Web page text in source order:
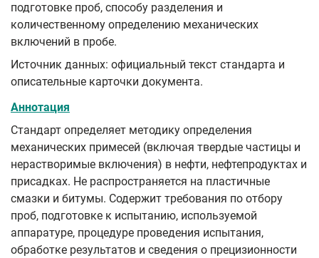
подготовке проб, способу разделения и
количественному определению механических
включений в пробе.
Источник данных: официальный текст стандарта и
описательные карточки документа.
Аннотация
Стандарт определяет методику определения
механических примесей (включая твердые частицы и
нерастворимые включения) в нефти, нефтепродуктах и
присадках. Не распространяется на пластичные
смазки и битумы. Содержит требования по отбору
проб, подготовке к испытанию, используемой
аппаратуре, процедуре проведения испытания,
обработке результатов и сведения о прецизионности